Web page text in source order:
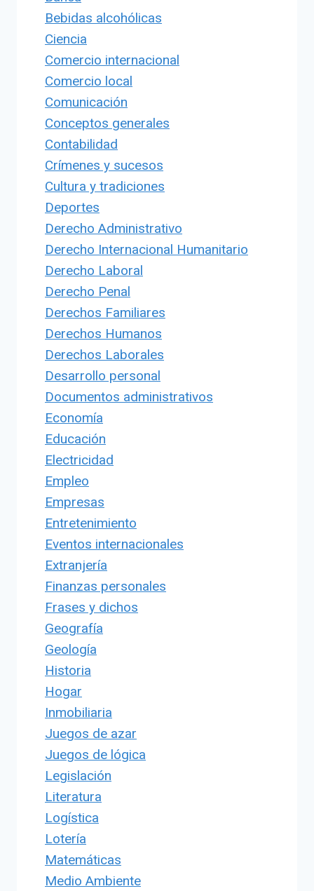
Bebidas alcohólicas
Ciencia
Comercio internacional
Comercio local
Comunicación
Conceptos generales
Contabilidad
Crímenes y sucesos
Cultura y tradiciones
Deportes
Derecho Administrativo
Derecho Internacional Humanitario
Derecho Laboral
Derecho Penal
Derechos Familiares
Derechos Humanos
Derechos Laborales
Desarrollo personal
Documentos administrativos
Economía
Educación
Electricidad
Empleo
Empresas
Entretenimiento
Eventos internacionales
Extranjería
Finanzas personales
Frases y dichos
Geografía
Geología
Historia
Hogar
Inmobiliaria
Juegos de azar
Juegos de lógica
Legislación
Literatura
Logística
Lotería
Matemáticas
Medio Ambiente